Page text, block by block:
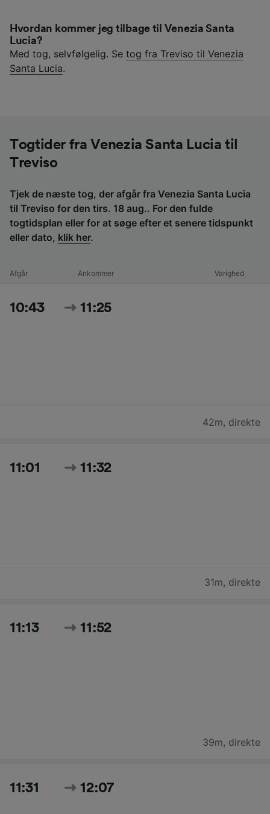
Hvordan kommer jeg tilbage til Venezia Santa
Lucia?
Med tog, selvfølgelig. Se tog fra Treviso til Venezia
Santa Lucia.
Togtider fra Venezia Santa Lucia til
Treviso
Tjek de næste tog, der afgår fra Venezia Santa Lucia
til Treviso for den tirs. 18 aug.. For den fulde
togtidsplan eller for at søge efter et senere tidspunkt
eller dato, klik her.
Afgår Ankommer Varighed
10:43 11:25
42m, direkte
11:01 11:32
31m, direkte
11:13 11:52
39m, direkte
11:31 12:07